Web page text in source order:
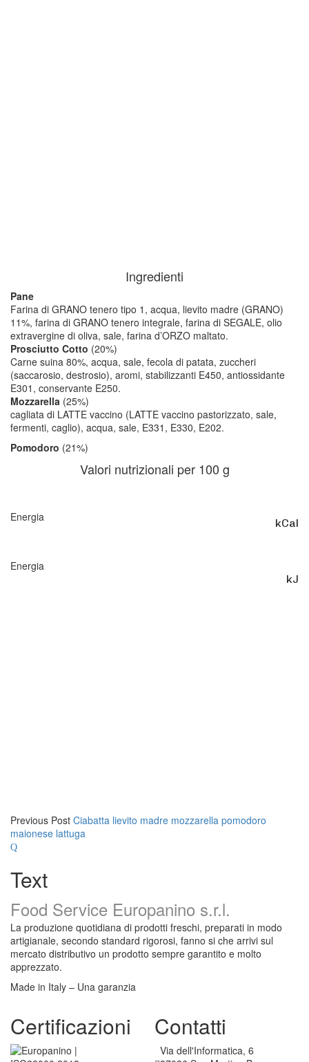
Ingredienti
Pane
Farina di GRANO tenero tipo 1, acqua, lievito madre (GRANO)
11%, farina di GRANO tenero integrale, farina di SEGALE, olio
extravergine di oliva, sale, farina d’ORZO maltato.
Prosciutto Cotto (20%)
Carne suina 80%, acqua, sale, fecola di patata, zuccheri
(saccarosio, destrosio), aromi, stabilizzanti E450, antiossidante
E301, conservante E250.
Mozzarella (25%)
cagliata di LATTE vaccino (LATTE vaccino pastorizzato, sale,
fermenti, caglio), acqua, sale, E331, E330, E202.
Pomodoro (21%)
Valori nutrizionali per 100 g
Energia kCal
Energia
kJ
Previous Post Ciabatta lievito madre mozzarella pomodoro
maionese lattuga
Text
Food Service Europanino s.r.l.
La produzione quotidiana di prodotti freschi, preparati in modo
artigianale, secondo standard rigorosi, fanno si che arrivi sul
mercato distributivo un prodotto sempre garantito e molto
apprezzato.
Made in Italy – Una garanzia
Certificazioni Contatti
Via dell'Informatica, 6